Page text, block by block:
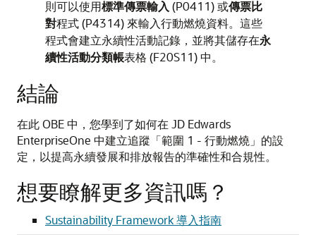
則可以使用標準傳票輸入 (P0411) 或傳票比
對程式 (P4314) 來輸入行動燃燒資料。這些
程式會建立永續性活動記錄，並將其儲存在永
續性活動分類帳表格 (F20S11) 中。
結論
在此 OBE 中，您學到了如何在 JD Edwards
EnterpriseOne 中建立追蹤「範圍 1 - 行動燃燒」的設
定，以提高永續發展和排放報告的準確性和合規性。
想要瞭解更多資訊嗎？
Sustainability Framework 導入指南